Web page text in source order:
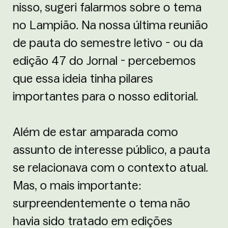
nisso, sugeri falarmos sobre o tema
no Lampião. Na nossa última reunião
de pauta do semestre letivo - ou da
edição 47 do Jornal - percebemos
que essa ideia tinha pilares
importantes para o nosso editorial.
Além de estar amparada como
assunto de interesse público, a pauta
se relacionava com o contexto atual.
Mas, o mais importante:
surpreendentemente o tema não
havia sido tratado em edições